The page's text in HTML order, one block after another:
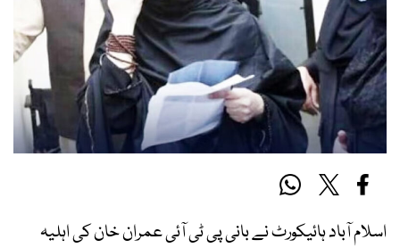
اسلام آباد ہائیکورٹ نے بانی پی ٹی آئی عمران خان کی اہلیہ